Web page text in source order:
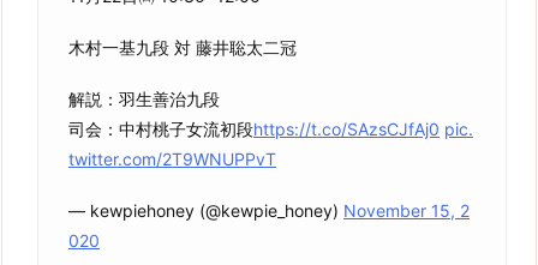
木村一基九段 対 藤井聡太二冠
解説：羽生善治九段
司会：中村桃子女流初段https://t.co/SAzsCJfAj0 pic.
twitter.com/2T9WNUPPvT
— kewpiehoney (@kewpie_honey) November 15, 2
020